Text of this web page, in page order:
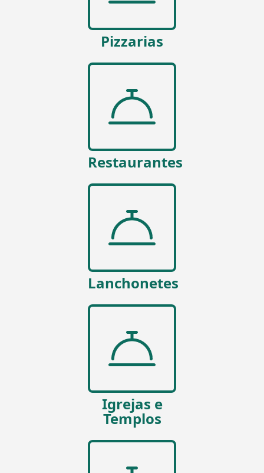
Pizzarias
Restaurantes
Lanchonetes
Igrejas e
Templos